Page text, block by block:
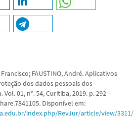
FAUSTINO, André. Aplicativos
dos dados pessoais dos
01, n°. 54, Curitiba, 2019. p. 292 –
Disponível em:
index.php/RevJur/article/view/3311/